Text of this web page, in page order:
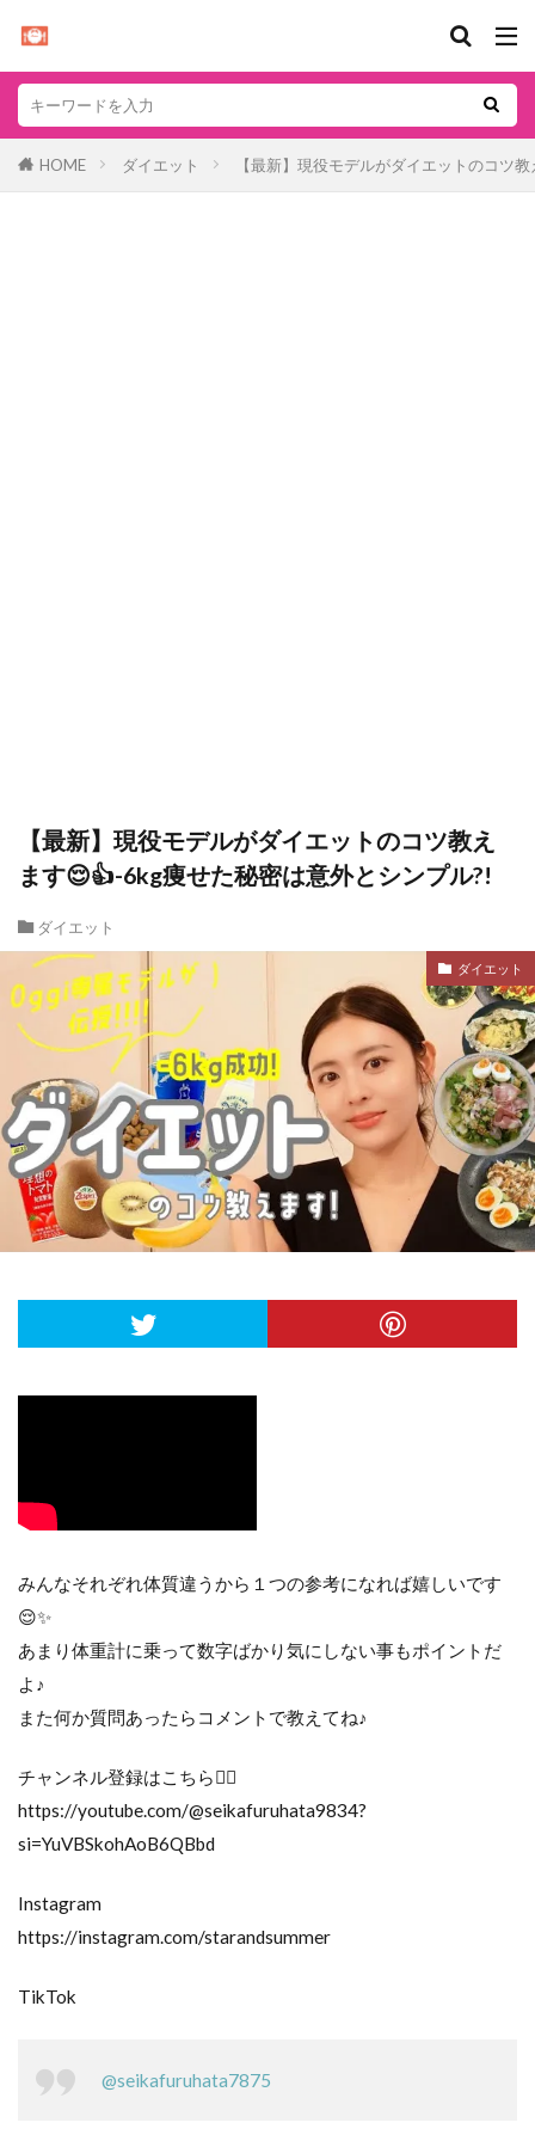
HOME ダイエット 【最新】現役モデルがダイエットのコツ
【最新】現役モデルがダイエットのコツ教え
ます😌👍-6kg痩せた秘密は意外とシンプル?!
ダイエット
ダイエット
みんなそれぞれ体質違うから１つの参考になれば嬉しいです
😌✨
あまり体重計に乗って数字ばかり気にしない事もポイントだ
よ♪
また何か質問あったらコメントで教えてね♪
チャンネル登録はこちら💁‍♀️
https://youtube.com/@seikafuruhata9834?
si=YuVBSkohAoB6QBbd
Instagram
https://instagram.com/starandsummer
TikTok
@seikafuruhata7875